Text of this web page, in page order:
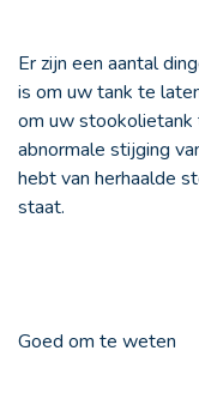
Er zijn een aantal
is om uw tank te
om uw stookolietank
abnormale stijging
hebt van herhaalde
staat.
Goed om te weten